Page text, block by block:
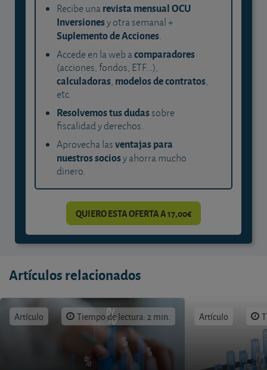
Recibe unarevista mensual OCU
Inversionesy otra semanal +
Suplemento de Acciones.
Accede en la web acomparadores
(acciones, fondos, ETF...),
calculadoras, modelos de contratos,
etc.
Resolvemos tus dudassobre
fiscalidad y derechos.
Aprovecha lasventajas para
nuestros sociosy ahorra mucho
dinero.
QUIERO ESTA OFERTA A 17,00€
Artículos relacionados
Artículo Tiempo de lectura: 2 min. Artículo